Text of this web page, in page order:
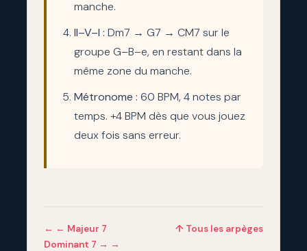
manche.
II–V–I : Dm7 → G7 → CM7 sur le
groupe G–B–e, en restant dans la
même zone du manche.
Métronome : 60 BPM, 4 notes par
temps. +4 BPM dès que vous jouez
deux fois sans erreur.
← ← Majeur 7
↑ Tous les arpèges
Dominant 7 → →